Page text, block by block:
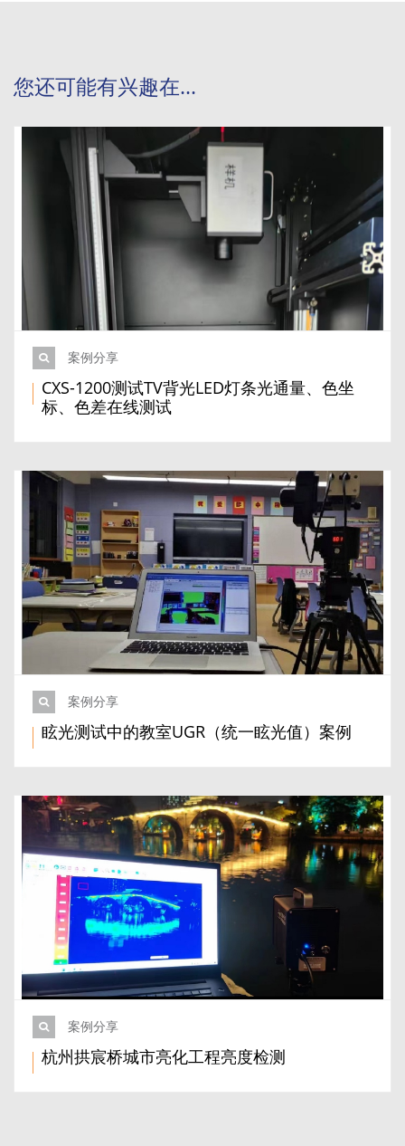
您还可能有兴趣在...
案例分享
CXS-1200测试TV背光LED灯条光通量、色坐
标、色差在线测试
案例分享
眩光测试中的教室UGR（统一眩光值）案例
案例分享
杭州拱宸桥城市亮化工程亮度检测